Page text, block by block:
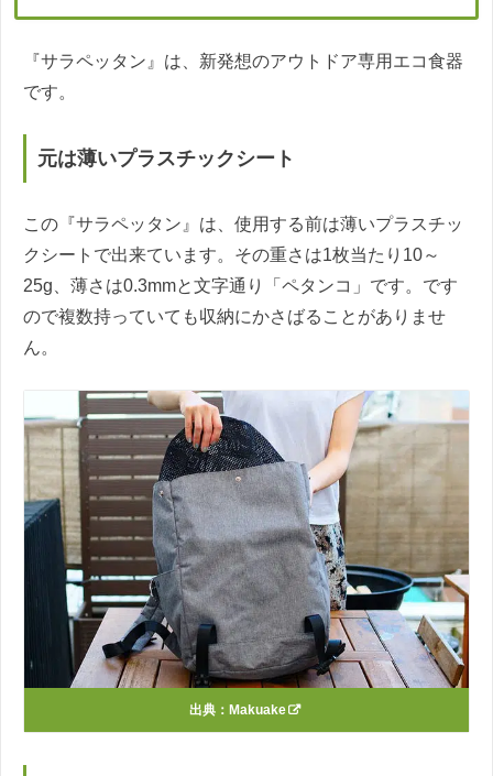
『サラペッタン』は、新発想のアウトドア専用エコ食器
です。
元は薄いプラスチックシート
この『サラペッタン』は、使用する前は薄いプラスチッ
クシートで出来ています。その重さは1枚当たり10～
25g、薄さは0.3mmと文字通り「ペタンコ」です。です
ので複数持っていても収納にかさばることがありませ
ん。
出典： Makuake